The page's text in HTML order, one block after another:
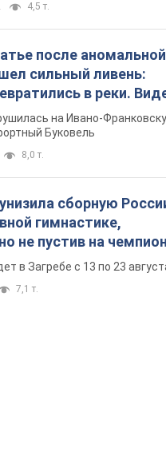
4,5 т.
после аномальной
сильный ливень:
в реки.
на Ивано-
Буковель
8,0 т.
сборную
гимнастике,
не пустив на
спортсменов
в Загребе с 13 по 23
7,1 т.